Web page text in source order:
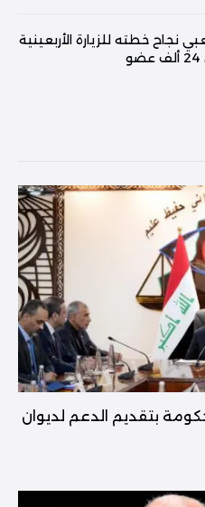
نجاح خطته للزيارة الأربعينية
بتقديم الدعم لديوان